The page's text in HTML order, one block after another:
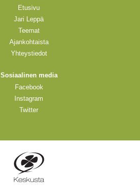
Etusivu
Jari Leppä
Teemat
Ajankohtaista
Yhteystiedot
Sosiaalinen media
Facebook
Instagram
Twitter